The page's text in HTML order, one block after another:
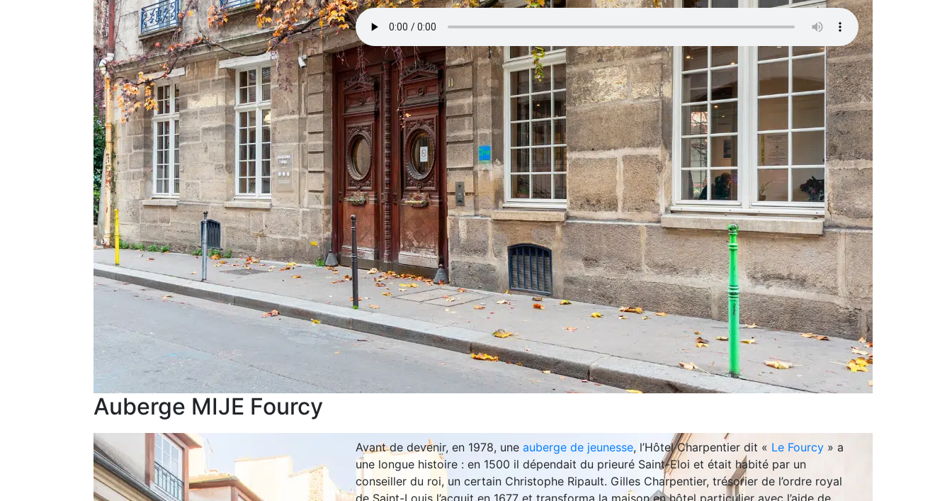
Auberge MIJE Fourcy
Avant de devenir, en 1978, une auberge de jeunesse, l’Hôtel Charpentier dit « Le Fourcy » a
une longue histoire : en 1500 il dépendait du prieuré Saint-Eloi et était habité par un
conseiller du roi, un certain Christophe Ripault. Gilles Charpentier, trésorier de l’ordre royal
de Saint-Louis l’acquit en 1677 et transforma la maison en hôtel particulier avec l’aide de